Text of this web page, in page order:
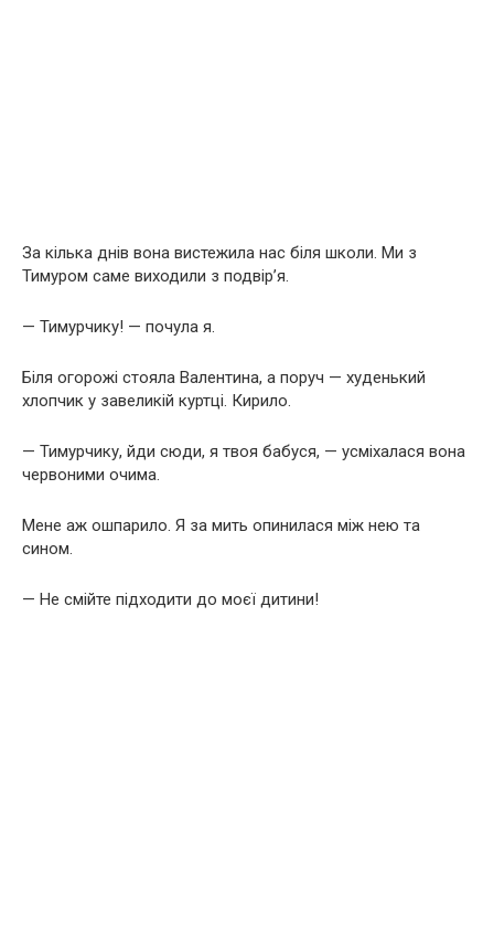
За кілька днів вона вистежила нас біля школи. Ми з
Тимуром саме виходили з подвір’я.
— Тимурчику! — почула я.
Біля огорожі стояла Валентина, а поруч — худенький
хлопчик у завеликій куртці. Кирило.
— Тимурчику, йди сюди, я твоя бабуся, — усміхалася вона
червоними очима.
Мене аж ошпарило. Я за мить опинилася між нею та
сином.
— Не смійте підходити до моєї дитини!